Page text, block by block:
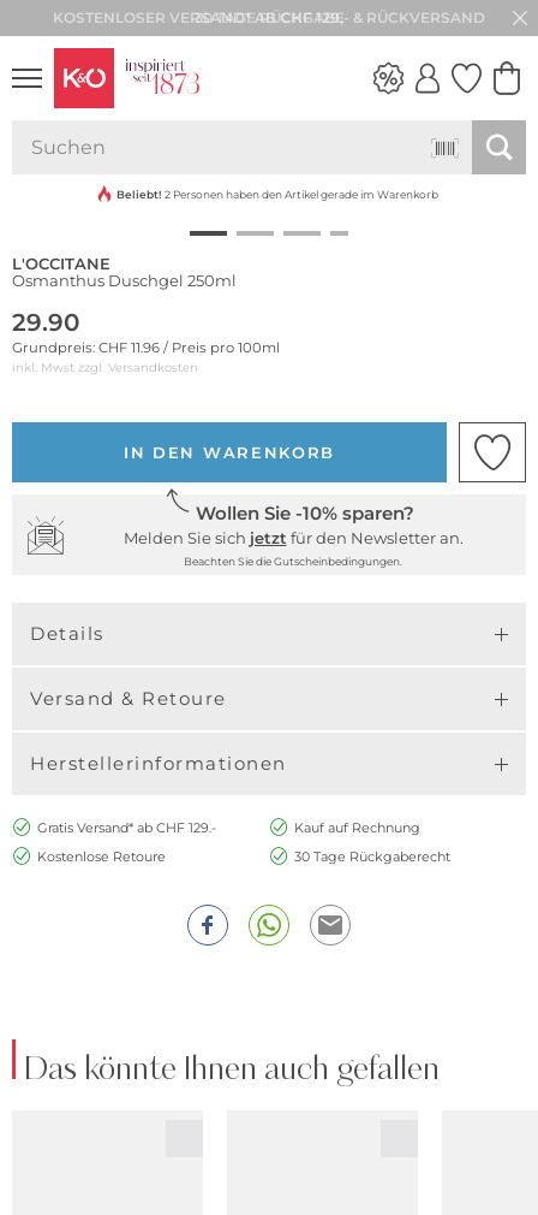
30 TAGE RÜCKGABE
VIBES
Beliebt! 2 Personen haben den Artikel gerade im Warenkorb
L'OCCITANE
Osmanthus Duschgel 250ml
29.90
Grundpreis: CHF 11.96 / Preis pro 100ml
inkl. Mwst zzgl. Versandkosten
IN DEN WARENKORB
Wollen Sie -10% sparen?
Melden Sie sich jetzt für den Newsletter an.
Beachten Sie die Gutscheinbedingungen.
Details
Versand & Retoure
Herstellerinformationen
Gratis Versand* ab CHF 129.-
Kauf auf Rechnung
Kostenlose Retoure
30 Tage Rückgaberecht
Das könnte Ihnen auch gefallen